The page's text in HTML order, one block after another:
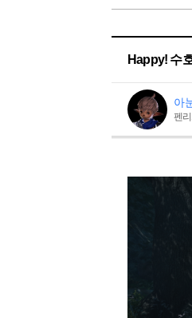
Happy! 수
아
펜